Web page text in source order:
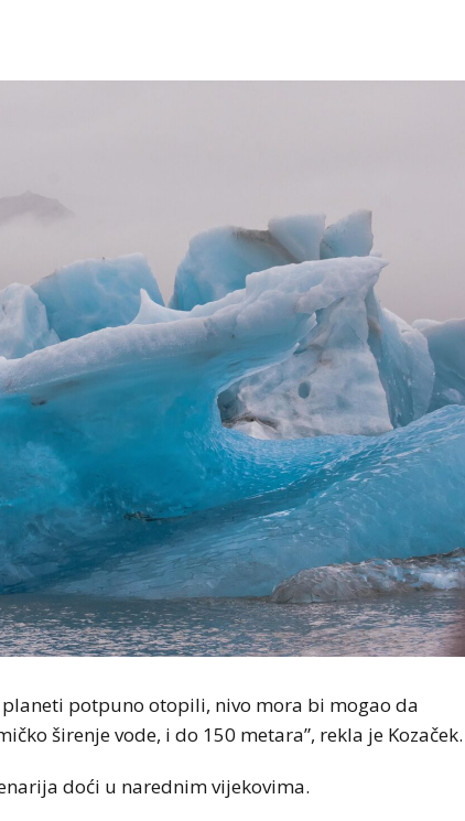
potpuno otopili, nivo mora bi mogao da
širenje vode, i do 150 metara”, rekla je Kozaček.
doći u narednim vijekovima.